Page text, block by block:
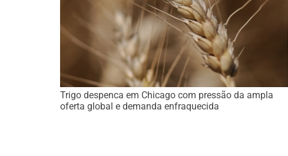
Trigo despenca em Chicago com pressão da ampla
oferta global e demanda enfraquecida